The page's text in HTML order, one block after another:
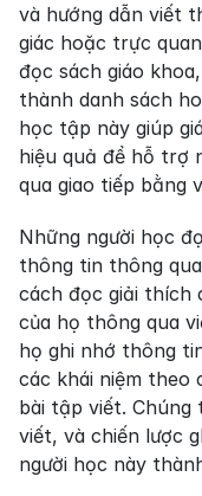
và hướng dẫn viết
giác hoặc trực
đọc sách giáo
thành danh sách
học tập này giúp
hiệu quả để hỗ trợ
qua giao tiếp bằng
Những người học
thông tin thông
cách đọc giải thích
của họ thông qua
họ ghi nhớ thông
các khái niệm theo
bài tập viết.
viết, và chiến lược
người học này